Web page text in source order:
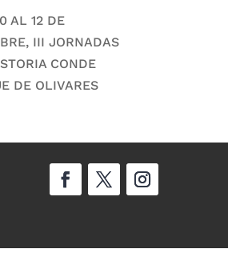
AL 12 DE
III JORNADAS
CONDE
DE OLIVARES